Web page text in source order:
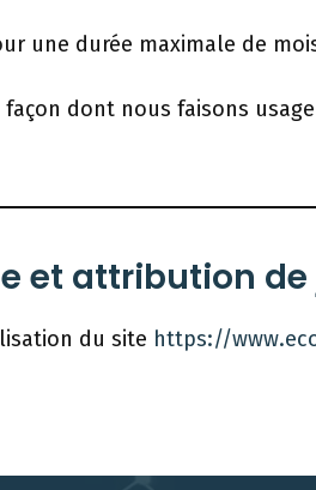
une durée maximale de
façon dont nous faisons
et attribution
du site https://